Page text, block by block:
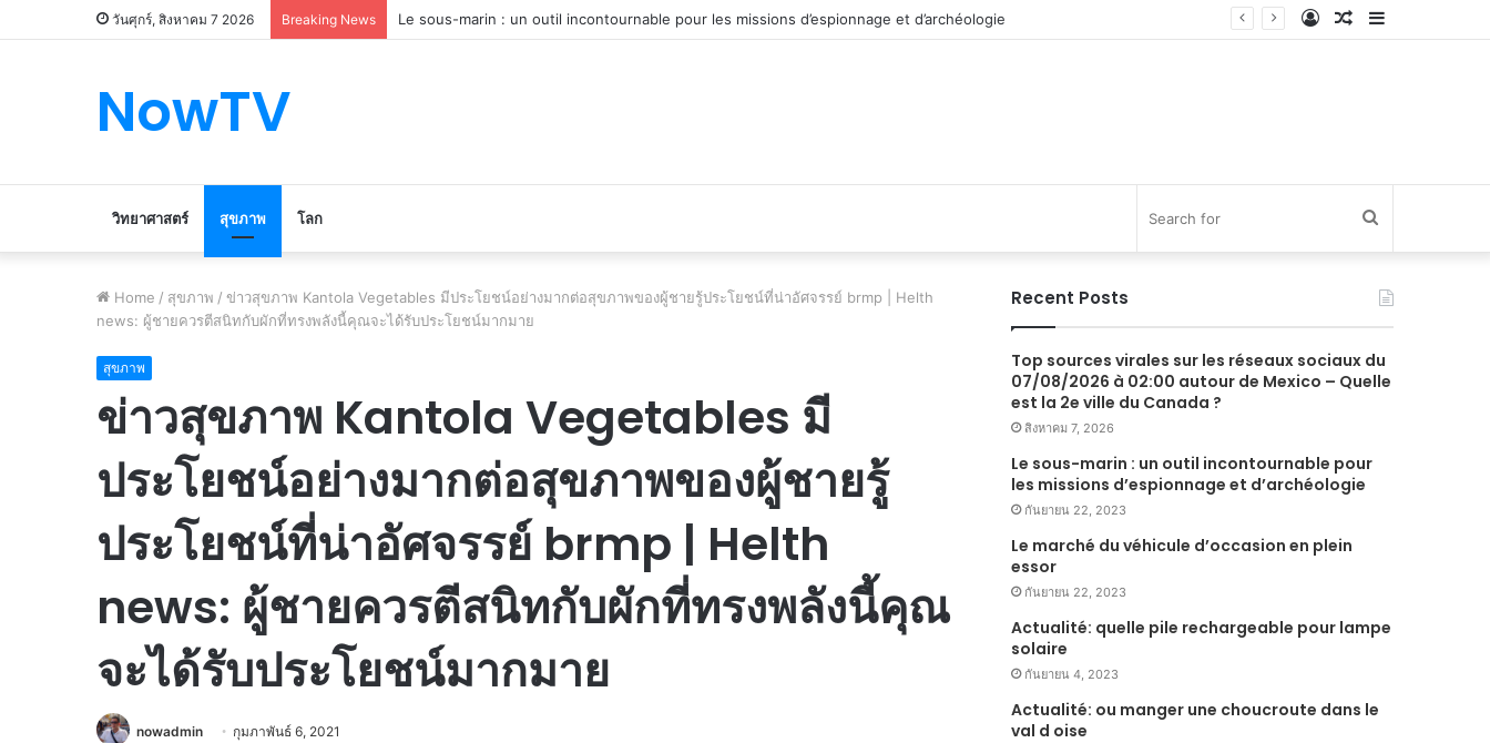
วันศุกร์, สิงหาคม 7 2026 Breaking News Le marché du véhicule d’occasion en plein essor Sidebar
Random
Log
NowTV
วิทยาศาสตร์ สุขภาพ โลก
Home / สุขภาพ / ข่าวสุขภาพ Kantola Vegetables มีประโยชน์อย่างมากต่อสุขภาพของผู้ชายรู้ประโยชน์ที่น่าอัศจรรย์ brmp | Helth
news: ผู้ชายควรตีสนิทกับผักที่ทรงพลังนี้คุณจะได้รับประโยชน์มากมาย
สุขภาพ
ข่าวสุขภาพ Kantola Vegetables มี
ประโยชน์อย่างมากต่อสุขภาพของผู้ชายรู้
ประโยชน์ที่น่าอัศจรรย์ brmp | Helth
news: ผู้ชายควรตีสนิทกับผักที่ทรงพลังนี้คุณ
จะได้รับประโยชน์มากมาย
nowadmin กุมภาพันธ์ 6, 2021
Recent Posts
Top sources virales sur les réseaux sociaux du
07/08/2026 à 02:00 autour de Mexico – Quelle
est la 2e ville du Canada ?
สิงหาคม 7, 2026
Le sous-marin : un outil incontournable pour
les missions d’espionnage et d’archéologie
กันยายน 22, 2023
Le marché du véhicule d’occasion en plein
essor
กันยายน 22, 2023
Actualité: quelle pile rechargeable pour lampe
solaire
กันยายน 4, 2023
Actualité: ou manger une choucroute dans le
val d oise